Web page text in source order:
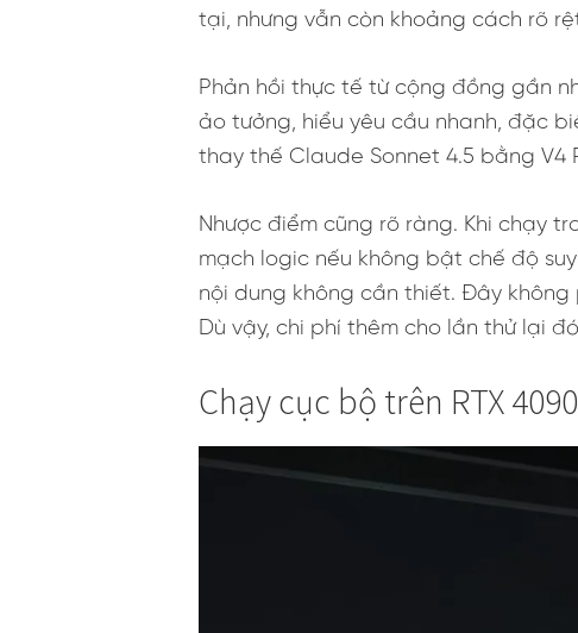
tại, nhưng vẫn còn khoảng cách rõ
Phản hồi thực tế từ cộng đồng gần
ảo tưởng, hiểu yêu cầu nhanh, đặc
thay thế Claude Sonnet 4.5 bằng
Nhược điểm cũng rõ ràng. Khi chạy
mạch logic nếu không bật chế độ
nội dung không cần thiết. Đây
Dù vậy, chi phí thêm cho lần thử lại
Chạy cục bộ trên RTX